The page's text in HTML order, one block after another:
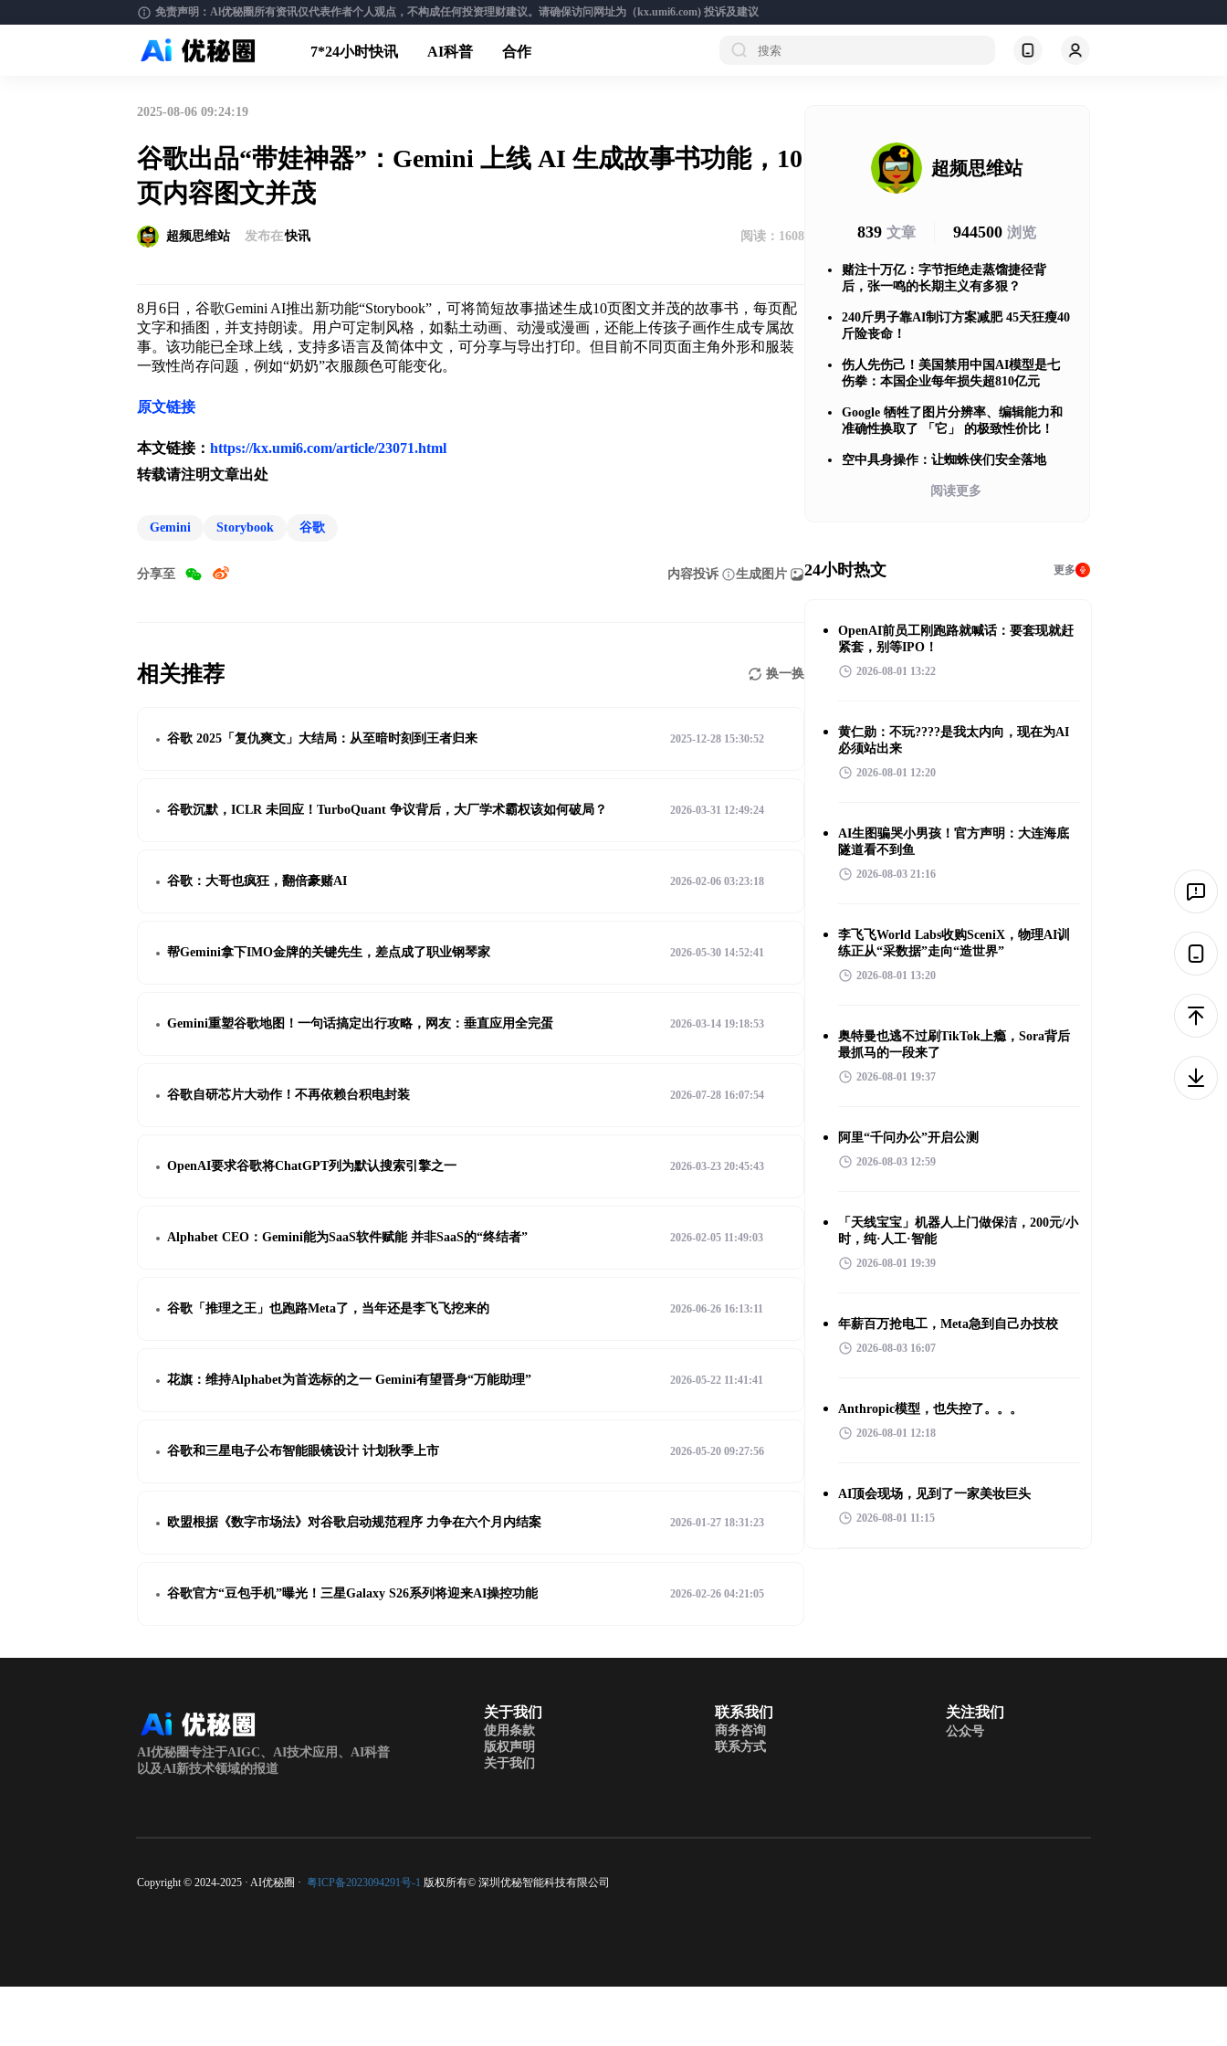
免责声明：Al优秘圈所有资讯仅代表作者个人观点，不构成任何投资理财建议。请确保访问网址为（kx.umi6.com) 投诉及建议
7*24小时快讯 AI科普 合作
2025-08-06 09:24:19
谷歌出品“带娃神器”：Gemini 上线 AI 生成故事书功能，10
页内容图文并茂
超频思维站 发布在快讯 阅读： 1608
8月6日，谷歌Gemini AI推出新功能“Storybook”，可将简短故事描述生成10页图文并茂的故事书，每页配
文字和插图，并支持朗读。用户可定制风格，如黏土动画、动漫或漫画，还能上传孩子画作生成专属故
事。该功能已全球上线，支持多语言及简体中文，可分享与导出打印。但目前不同页面主角外形和服装
一致性尚存问题，例如“奶奶”衣服颜色可能变化。
原文链接
本文链接： https://kx.umi6.com/article/23071.html
转载请注明文章出处
Gemini Storybook 谷歌
分享至 内容投诉 生成图片
相关推荐 换一换
谷歌 2025「复仇爽文」大结局：从至暗时刻到王者归来 2025-12-28 15:30:52
谷歌沉默，ICLR 未回应！TurboQuant 争议背后，大厂学术霸权该如何破局？ 2026-03-31 12:49:24
谷歌：大哥也疯狂，翻倍豪赌AI 2026-02-06 03:23:18
帮Gemini拿下IMO金牌的关键先生，差点成了职业钢琴家 2026-05-30 14:52:41
Gemini重塑谷歌地图！一句话搞定出行攻略，网友：垂直应用全完蛋 2026-03-14 19:18:53
谷歌自研芯片大动作！不再依赖台积电封装 2026-07-28 16:07:54
OpenAI要求谷歌将ChatGPT列为默认搜索引擎之一 2026-03-23 20:45:43
Alphabet CEO：Gemini能为SaaS软件赋能 并非SaaS的“终结者” 2026-02-05 11:49:03
谷歌「推理之王」也跑路Meta了，当年还是李飞飞挖来的 2026-06-26 16:13:11
花旗：维持Alphabet为首选标的之一 Gemini有望晋身“万能助理” 2026-05-22 11:41:41
谷歌和三星电子公布智能眼镜设计 计划秋季上市 2026-05-20 09:27:56
欧盟根据《数字市场法》对谷歌启动规范程序 力争在六个月内结案 2026-01-27 18:31:23
谷歌官方“豆包手机”曝光！三星Galaxy S26系列将迎来AI操控功能 2026-02-26 04:21:05
超频思维站
839文章 944500浏览
赌注十万亿：字节拒绝走蒸馏捷径背
后，张一鸣的长期主义有多狠？
240斤男子靠AI制订方案减肥 45天狂瘦40
斤险丧命！
伤人先伤己！美国禁用中国AI模型是七
伤拳：本国企业每年损失超810亿元
Google 牺牲了图片分辨率、编辑能力和
准确性换取了 「它」 的极致性价比！
空中具身操作：让蜘蛛侠们安全落地
阅读更多
24小时热文 更多
OpenAI前员工刚跑路就喊话：要套现就赶
紧套，别等IPO！
2026-08-01 13:22
黄仁勋：不玩????是我太内向，现在为AI
必须站出来
2026-08-01 12:20
AI生图骗哭小男孩！官方声明：大连海底
隧道看不到鱼
2026-08-03 21:16
李飞飞World Labs收购SceniX，物理AI训
练正从“采数据”走向“造世界”
2026-08-01 13:20
奥特曼也逃不过刷TikTok上瘾，Sora背后
最抓马的一段来了
2026-08-01 19:37
阿里“千问办公”开启公测
2026-08-03 12:59
「天线宝宝」机器人上门做保洁，200元/小
时，纯·人工·智能
2026-08-01 19:39
年薪百万抢电工，Meta急到自己办技校
2026-08-03 16:07
Anthropic模型，也失控了。。。
2026-08-01 12:18
AI顶会现场，见到了一家美妆巨头
2026-08-01 11:15
AI优秘圈专注于AIGC、AI技术应用、AI科普
以及AI新技术领域的报道
关于我们
使用条款
版权声明
关于我们
联系我们
商务咨询
联系方式
关注我们
公众号
Copyright © 2024-2025 · AI优秘圈 · 粤ICP备2023094291号-1 版权所有© 深圳优秘智能科技有限公司